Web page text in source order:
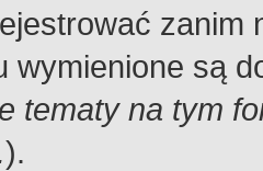
wymienione są
tematy na tym
).